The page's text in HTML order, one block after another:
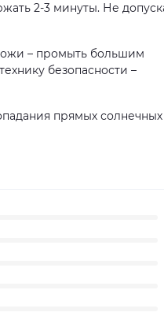
2-3 минуты. Не
– промыть большим
безопасности –
прямых солнечных